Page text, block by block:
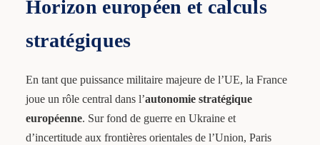
Horizon européen et calculs
stratégiques
En tant que puissance militaire majeure de l’UE, la France
joue un rôle central dans l’autonomie stratégique
européenne. Sur fond de guerre en Ukraine et
d’incertitude aux frontières orientales de l’Union, Paris